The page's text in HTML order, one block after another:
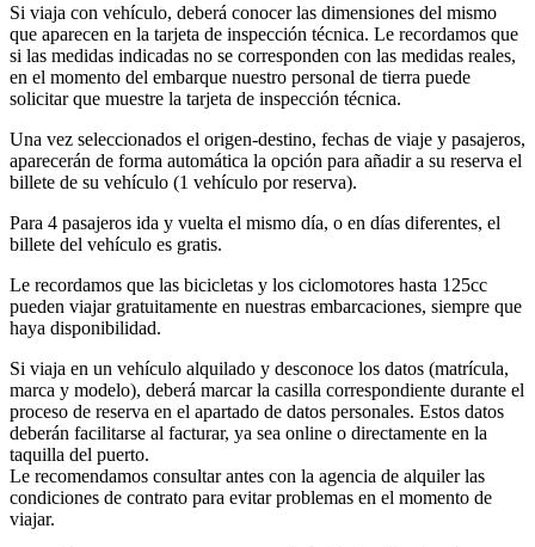
Si viaja con vehículo, deberá conocer las dimensiones del mismo
que aparecen en la tarjeta de inspección técnica. Le recordamos que
si las medidas indicadas no se corresponden con las medidas reales,
en el momento del embarque nuestro personal de tierra puede
solicitar que muestre la tarjeta de inspección técnica.
Una vez seleccionados el origen-destino, fechas de viaje y pasajeros,
aparecerán de forma automática la opción para añadir a su reserva el
billete de su vehículo (1 vehículo por reserva).
Para 4 pasajeros ida y vuelta el mismo día, o en días diferentes, el
billete del vehículo es gratis.
Le recordamos que las bicicletas y los ciclomotores hasta 125cc
pueden viajar gratuitamente en nuestras embarcaciones, siempre que
haya disponibilidad.
Si viaja en un vehículo alquilado y desconoce los datos (matrícula,
marca y modelo), deberá marcar la casilla correspondiente durante el
proceso de reserva en el apartado de datos personales. Estos datos
deberán facilitarse al facturar, ya sea online o directamente en la
taquilla del puerto.
Le recomendamos consultar antes con la agencia de alquiler las
condiciones de contrato para evitar problemas en el momento de
viajar.